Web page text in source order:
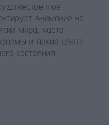
внимание на
мира, часто
и яркие цвета
состояния